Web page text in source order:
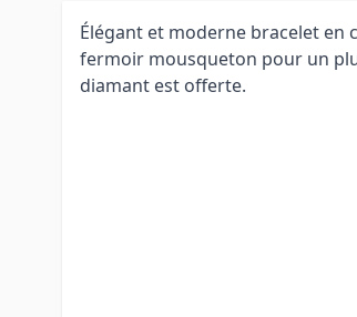
Élégant et moderne bracelet
fermoir mousqueton pour un
diamant est offerte.